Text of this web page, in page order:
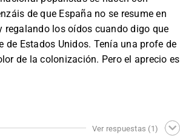
de que España no se resume en
regalando los oídos cuando digo que
Estados Unidos. Tenía una profe de
de la colonización. Pero el aprecio es
Ver respuestas (1)